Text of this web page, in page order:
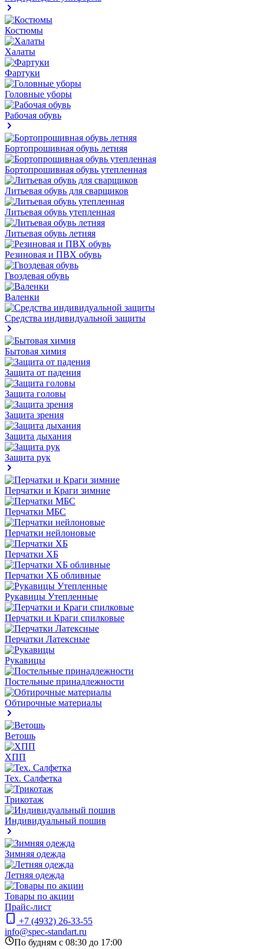
Костюмы
Халаты
Фартуки
Головные уборы
Рабочая обувь
Бортопрошивная обувь летняя
Бортопрошивная обувь утепленная
Литьевая обувь для сварщиков
Литьевая обувь утепленная
Литьевая обувь летняя
Резиновая и ПВХ обувь
Гвоздевая обувь
Валенки
Средства индивидуальной защиты
Бытовая химия
Защита от падения
Защита головы
Защита зрения
Защита дыхания
Защита рук
Перчатки и Краги зимние
Перчатки МБС
Перчатки нейлоновые
Перчатки ХБ
Перчатки ХБ обливные
Рукавицы Утепленные
Перчатки и Краги спилковые
Перчатки Латексные
Рукавицы
Постельные принадлежности
Обтирочные материалы
Ветошь
ХПП
Тех. Салфетка
Трикотаж
Индивидуальный пошив
Зимняя одежда
Летняя одежда
Товары по акции
Прайс-лист
+7 (4932) 26-33-55
info@spec-standart.ru
По будням с 08:30 до 17:00